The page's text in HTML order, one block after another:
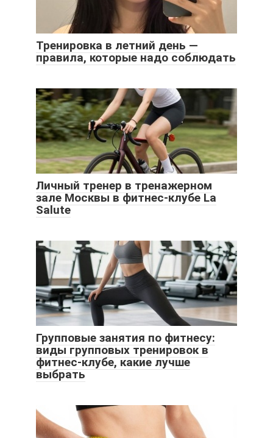
Тренировка в летний день —
правила, которые надо соблюдать
Личный тренер в тренажерном
зале Москвы в фитнес-клубе La
Salute
Групповые занятия по фитнесу:
виды групповых тренировок в
фитнес-клубе, какие лучше
выбрать